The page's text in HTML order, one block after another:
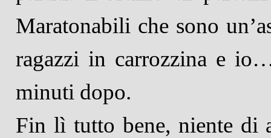
Maratonabili che sono
ragazzi in carrozzina e
minuti dopo.
Fin lì tutto bene, niente di